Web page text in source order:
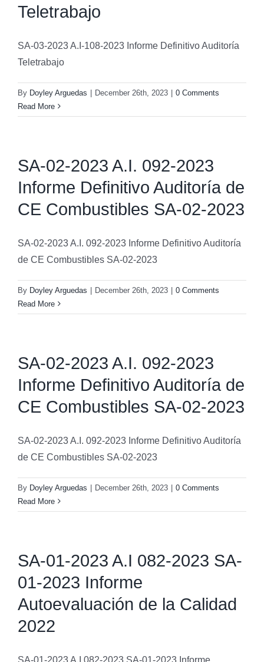
Teletrabajo
SA-03-2023 A.I-108-2023 Informe Definitivo Auditoría
Teletrabajo
By Doyley Arguedas December 26th, 2023
0 Comments
Read More
SA-02-2023 A.I. 092-2023
Informe Definitivo Auditoría de
CE Combustibles SA-02-2023
SA-02-2023 A.I. 092-2023 Informe Definitivo Auditoría
de CE Combustibles SA-02-2023
By Doyley Arguedas December 26th, 2023
0 Comments
Read More
SA-02-2023 A.I. 092-2023
Informe Definitivo Auditoría de
CE Combustibles SA-02-2023
SA-02-2023 A.I. 092-2023 Informe Definitivo Auditoría
de CE Combustibles SA-02-2023
By Doyley Arguedas December 26th, 2023
0 Comments
Read More
SA-01-2023 A.I 082-2023 SA-
01-2023 Informe
Autoevaluación de la Calidad
2022
SA-01-2023 A.I 082-2023 SA-01-2023 Informe